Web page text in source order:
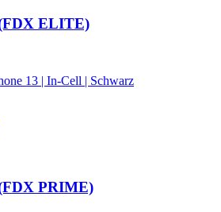
ELITE)
13 | In-Cell | Schwarz
PRIME)